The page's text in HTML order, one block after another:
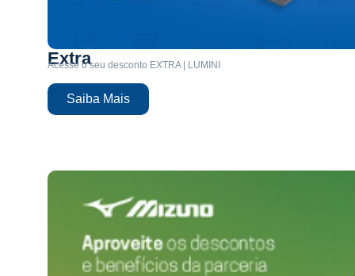
Extra
Acesse o seu desconto EXTRA | LUMINI
Saiba Mais